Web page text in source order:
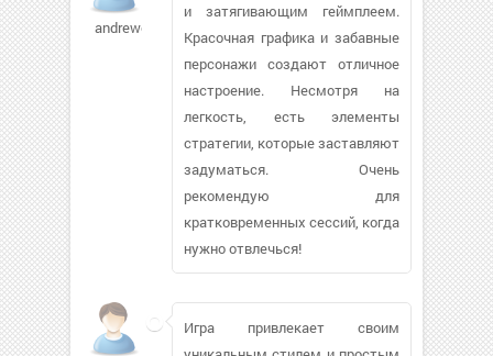
andrewoct
и затягивающим геймплеем.
Красочная графика и забавные
персонажи создают отличное
настроение. Несмотря на
легкость, есть элементы
стратегии, которые заставляют
задуматься. Очень
рекомендую для
кратковременных сессий, когда
нужно отвлечься!
Игра привлекает своим